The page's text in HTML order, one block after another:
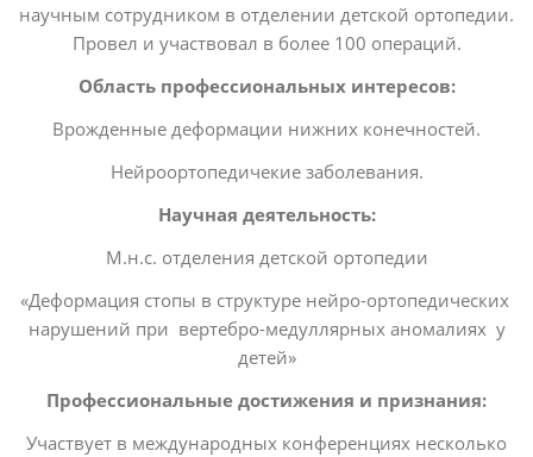
научным сотрудником в отделении детской орто­педии.
Провел и участвовал в более 100 операций.
Область профессиональных интересов:
Врожденные деформации нижних конечностей.
Нейроортопедичекие заболевания.
Научная деятельность:
М.н.с. отделения детской орто­педии
«Деформация стопы в структуре нейро-ортопедических
нарушений при вертебро-медуллярных аномалиях у
детей»
Профессиональные достижения и признания:
Участвует в международных конференциях несколько